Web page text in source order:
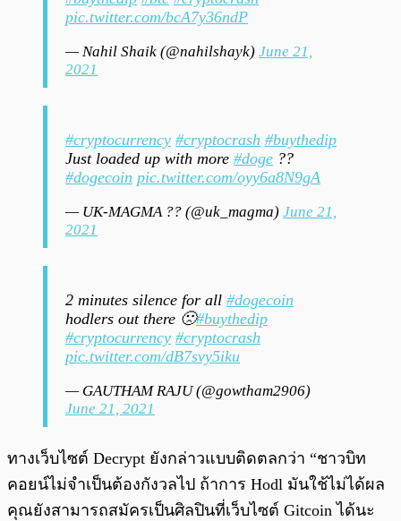
pic.twitter.com/bcA7y36ndP
— Nahil Shaik (@nahilshayk) June 21,
2021
#cryptocurrency #cryptocrash #buythedip
Just loaded up with more #doge ??
#dogecoin pic.twitter.com/oyy6a8N9gA
— UK-MAGMA ?? (@uk_magma) June 21,
2021
2 minutes silence for all #dogecoin
hodlers out there 🙁#buythedip
#cryptocurrency #cryptocrash
pic.twitter.com/dB7svy5iku
— GAUTHAM RAJU (@gowtham2906)
June 21, 2021
ทางเว็บไซต์ Decrypt ยังกล่าวแบบติดตลกว่า “ชาวบิท
คอยน์ไม่จำเป็นต้องกังวลไป ถ้าการ Hodl มันใช้ไม่ได้ผล
คุณยังสามารถสมัครเป็นศิลปินที่เว็บไซต์ Gitcoin ได้นะ